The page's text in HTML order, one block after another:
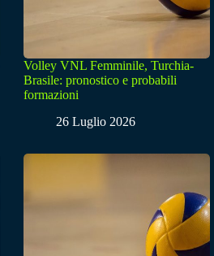
Volley VNL Femminile, Turchia-
Brasile: pronostico e probabili
formazioni
26 Luglio 2026